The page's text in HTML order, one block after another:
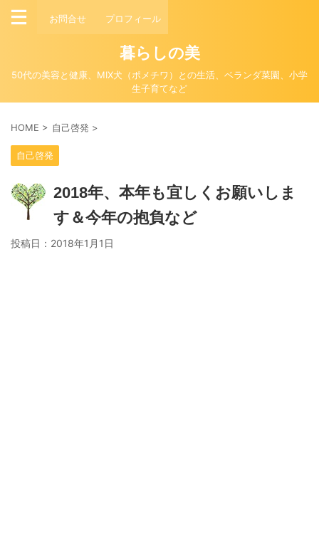
お問合せ プロフィール
暮らしの美
50代の美容と健康、MIX犬（ポメチワ）との生活、ベランダ菜園、小学
生子育てなど
HOME > 自己啓発 >
自己啓発
2018年、本年も宜しくお願いしま
す＆今年の抱負など
投稿日： 2018年1月1日